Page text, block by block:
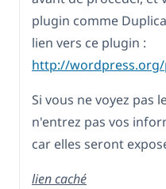
plugin comme
lien vers ce plugin :
http://
Si vous ne voyez pas
n'entrez pas vos
car elles seront
lien caché